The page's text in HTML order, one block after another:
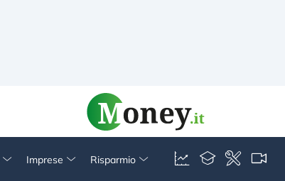
Imprese Risparmio